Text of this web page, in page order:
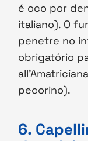
é oco por
italiano). O
penetre no
obrigatório
pecorino).
6.